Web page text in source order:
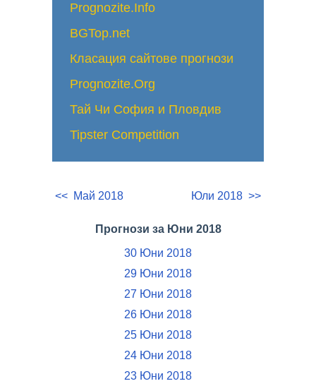
Prognozite.Info
BGTop.net
Класация сайтове прогнози
Prognozite.Org
Тай Чи София и Пловдив
Tipster Competition
<< Май 2018 Юли 2018 >>
Прогнози за Юни 2018
30 Юни 2018
29 Юни 2018
27 Юни 2018
26 Юни 2018
25 Юни 2018
24 Юни 2018
23 Юни 2018